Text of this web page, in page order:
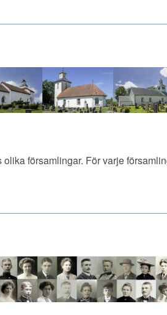
församlingar. För varje